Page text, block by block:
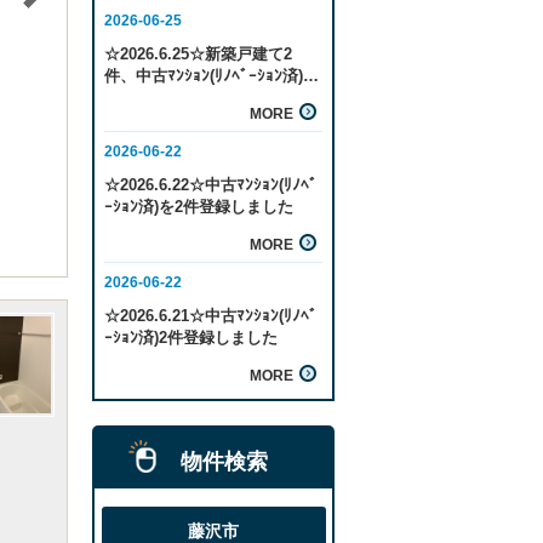
物件検索
藤沢市